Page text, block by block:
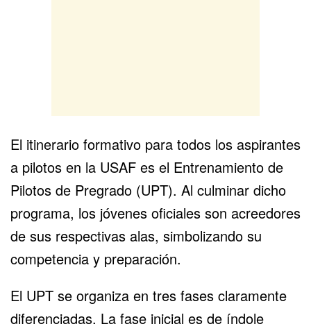
El itinerario formativo para todos los aspirantes
a pilotos en la USAF es el Entrenamiento de
Pilotos de Pregrado (UPT). Al culminar dicho
programa, los jóvenes oficiales son acreedores
de sus respectivas alas, simbolizando su
competencia y preparación.
El UPT se organiza en tres fases claramente
diferenciadas. La fase inicial es de índole